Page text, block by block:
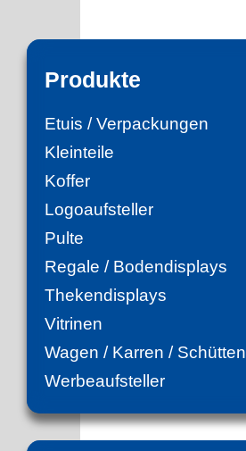
Produkte
Etuis / Verpackungen
Kleinteile
Koffer
Logoaufsteller
Pulte
Regale / Bodendisplays
Thekendisplays
Vitrinen
Wagen / Karren / Schütten
Werbeaufsteller